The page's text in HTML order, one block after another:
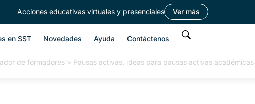
Acciones educativas virtuales y presenciales Ver más
en SST Novedades Ayuda Contáctenos
de formadores > Pausas activas, ideas para pausas activas